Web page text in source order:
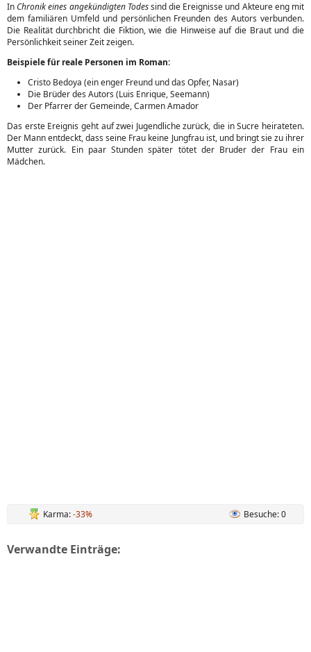
InChronik eines angekündigten Todessind die Ereignisse und Akteure eng mit
dem familiären Umfeld und persönlichen Freunden des Autors verbunden.
Die Realität durchbricht die Fiktion, wie die Hinweise auf die Braut und die
Persönlichkeit seiner Zeit zeigen.
Beispiele für reale Personen im Roman:
Cristo Bedoya (ein enger Freund und das Opfer, Nasar)
Die Brüder des Autors (Luis Enrique, Seemann)
Der Pfarrer der Gemeinde, Carmen Amador
Das erste Ereignis geht auf zwei Jugendliche zurück, die in Sucre heirateten.
Der Mann entdeckt, dass seine Frau keine Jungfrau ist, und bringt sie zu ihrer
Mutter zurück. Ein paar Stunden später tötet der Bruder der Frau ein
Mädchen.
Karma:-33% Besuche: 0
Verwandte Einträge: